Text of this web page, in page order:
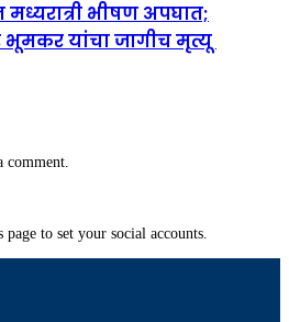
मध्यरात्री भीषण अपघात;
भूमकर यांचा जागीच मृत्यू
comment.
to set your social accounts.